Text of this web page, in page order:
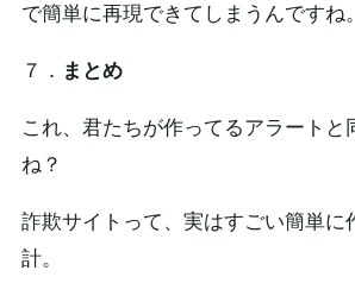
で簡単に再現できてしまうんですね。
７． まとめ
これ、君たちが作ってるアラートと
ね？
詐欺サイトって、実はすごい簡単に
計。